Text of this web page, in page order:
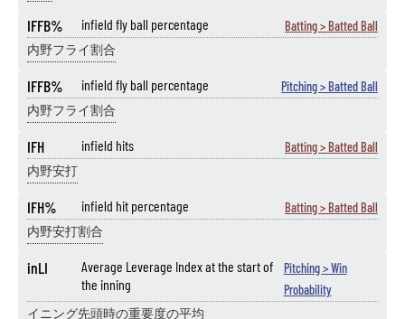
IFFB% infield fly ball percentage Batting > Batted Ball
内野フライ割合
IFFB% infield fly ball percentage Pitching > Batted Ball
内野フライ割合
IFH infield hits Batting > Batted Ball
内野安打
IFH% infield hit percentage Batting > Batted Ball
内野安打割合
inLI
Average Leverage Index at the start of
the inning
Pitching > Win
Probability
イニング先頭時の重要度の平均